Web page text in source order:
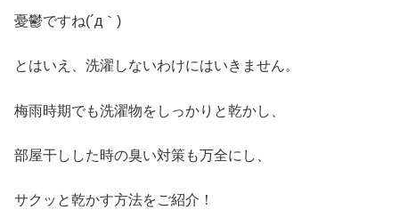
憂鬱ですね(´д｀)
とはいえ、洗濯しないわけにはいきません。
梅雨時期でも洗濯物をしっかりと乾かし、
部屋干しした時の臭い対策も万全にし、
サクッと乾かす方法をご紹介！